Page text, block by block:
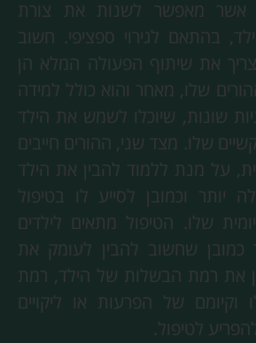
אשר מאפשר לשנות את צורת
בהתאם לגירוי ספציפי. חשוב
את שיתוף הפעולה המלא הן
שלו, מאחר והוא כולל למידה
שונות, שיוכלו לשמש את הילד
שלו. מצד שני, ההורים חייבים
על מנת ללמוד להבין את הילד
יותר וכמובן לסייע לו בטיפול
שלו. הטיפול מתאים לילדים
אך כמובן שחשוב להבין לעומק את
את רמת הבשלות של הילד, רמת
וקיומם של הפרעות או ליקויים
לטיפול.